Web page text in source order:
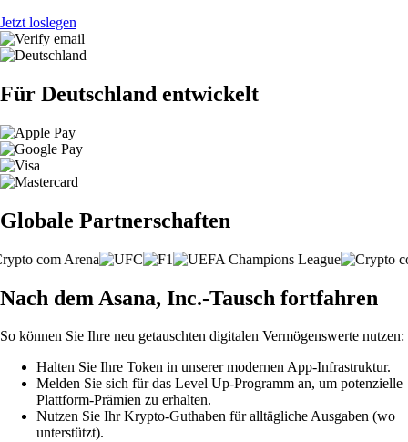
Jetzt loslegen
Für Deutschland entwickelt
Globale Partnerschaften
Nach dem Asana, Inc.-Tausch fortfahren
So können Sie Ihre neu getauschten digitalen Vermögenswerte nutzen:
Halten Sie Ihre Token in unserer modernen App-Infrastruktur.
Melden Sie sich für das Level Up-Programm an, um potenzielle
Plattform-Prämien zu erhalten.
Nutzen Sie Ihr Krypto-Guthaben für alltägliche Ausgaben (wo
unterstützt).